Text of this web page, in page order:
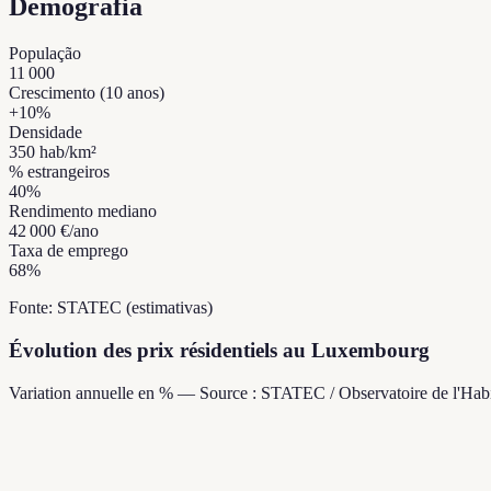
Demografia
População
11 000
Crescimento (10 anos)
+10%
Densidade
350 hab/km²
% estrangeiros
40%
Rendimento mediano
42 000 €/ano
Taxa de emprego
68%
Fonte: STATEC (estimativas)
Évolution des prix résidentiels au Luxembourg
Variation annuelle en % — Source : STATEC / Observatoire de